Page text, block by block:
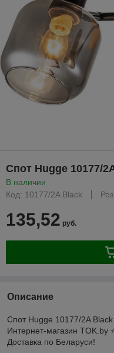
Спот Hugge 10177/
В наличии
Код: 10177/2A Black
135,52 руб.
Описание
Спот Hugge 10177/2A
Интернет-магазин TOK.by
Доставка по Беларуси!